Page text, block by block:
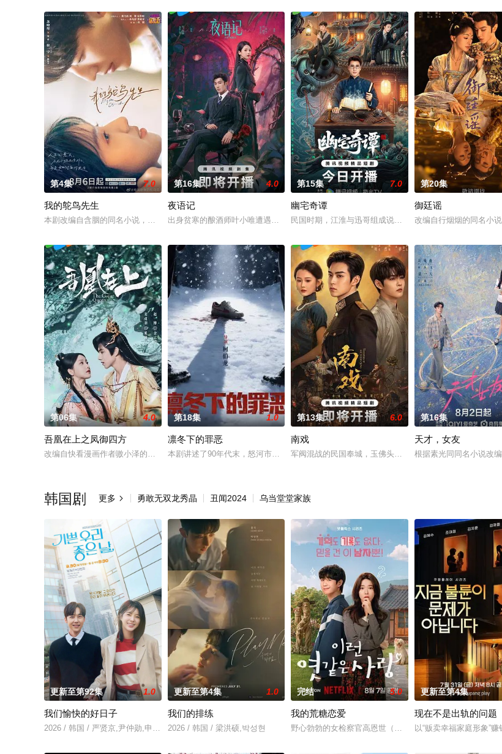
第4集 7.0
我的鸵鸟先生
本剧改编自含胭的同名小说，讲述了邻家女孩庞倩（苏晓彤 饰）与童年时因一场意外落下身体残
第16集 4.0
夜语记
出身贫寒的酿酒师叶小唯遭遇爱人程桉、恩师林晚媚的双重背叛。她从恨意中涅槃重生，借私生
第15集 7.0
幽宅奇谭
民国时期，江淮与迅哥组成说书班子，偶遇“白天人住屋，
第20集
御廷谣
改编自行烟烟的同名小
第06集 4.0
吾凰在上之凤御四方
改编自快看漫画作者嗷小泽的独家连载漫画《吾凰在上》。
第18集 1.0
凛冬下的罪恶
本剧讲述了90年代末，怒河市刑侦支队在无普及监控、无DNA鉴定技术的支持下，通过摸排、
第13集 6.0
南戏
军阀混战的民国奉城，玉佛头离奇失窃，戏班主横尸戏台，
第16集
天才，女友
根据素光同同名小说改
韩国剧 更多  勇敢无双龙秀晶 丑闻2024 乌当堂堂家族
更新至第92集 1.0
我们愉快的好日子
2026 / 韩国 / 严贤京,尹仲勋,申正允,尹多英,金惠玉,鲜于在德,尹多勋,文喜京,李商淑,郑孝彬,李家
更新至第4集 1.0
我们的排练
2026 / 韩国 / 梁洪硕,박성현
完结 5.0
我的荒糖恋爱
野心勃勃的女检察官高恩世（贺营 饰）意外失忆，住进拳
更新至第4集
现在不是出轨的问题
以“贩卖幸福家庭形象”